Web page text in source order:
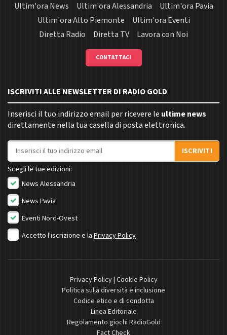
Ultim'ora News
Ultim'ora Alessandria
Ultim'ora Pavia
Ultim'ora Alto Piemonte
Ultim'ora Eventi
Diretta Radio
Diretta TV Lavora con Noi
CONTATTACI
ISCRIVITI ALLE NEWSLETTER DI RADIO GOLD
Inserisci il tuo indirizzo email per ricevere le ultime news
direttamente nella tua casella di posta elettronica.
Indirizzo email
ISCRIVITI
Scegli le tue edizioni:
News Alessandria
News Pavia
Eventi Nord-Ovest
Accetto l'iscrizione e la Privacy Policy
Privacy Policy| Cookie Policy
Politica sulla diversità e inclusione
Codice etico e di condotta
Linea Editoriale
Regolamento giochi RadioGold